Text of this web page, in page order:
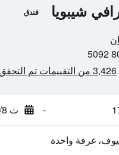
شيبويا فندق
3,426 من التقييمات تم التحقق منها
- ث 18/8